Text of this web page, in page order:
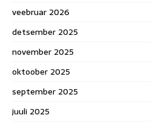
veebruar 2026
detsember 2025
november 2025
oktoober 2025
september 2025
juuli 2025